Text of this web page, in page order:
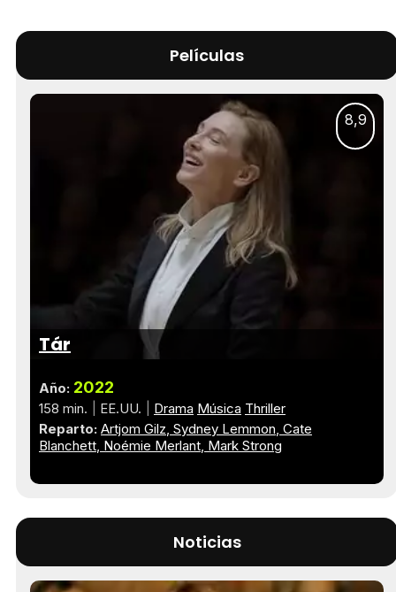
Películas
8,9
Tár
Año: 2022
158 min. EE.UU. Drama Música Thriller
Reparto: Artjom Gilz Sydney Lemmon Cate
Blanchett Noémie Merlant Mark Strong
Noticias